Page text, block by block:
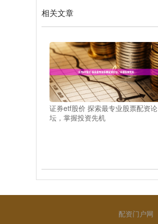
相关文章
证券etf股价 探索最专业股票配资论
坛，掌握投资先机
配资门户网